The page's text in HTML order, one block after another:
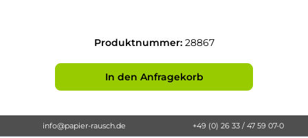
Produktnummer: 28867
In den Anfragekorb
info@papier-rausch.de +49 (0) 26 33 / 47 59 07-0